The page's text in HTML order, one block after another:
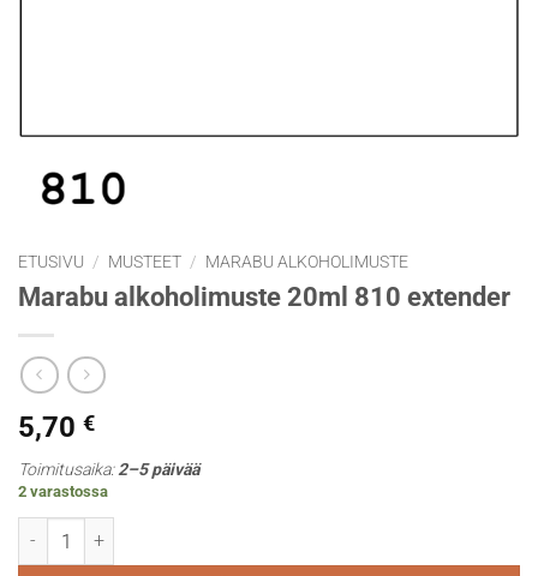
ETUSIVU / MUSTEET / MARABU ALKOHOLIMUSTE
Marabu alkoholimuste 20ml 810 extender
5,70 €
Toimitusaika:2–5 päivää
2 varastossa
Marabu alkoholimuste 20ml 810 extender määrä